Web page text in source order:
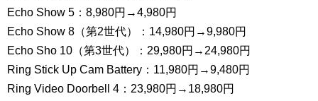
Echo Show 5：8,980円→4,980円
Echo Show 8（第2世代）：14,980円→9,980円
Echo Sho 10（第3世代）：29,980円→24,980円
Ring Stick Up Cam Battery：11,980円→9,480円
Ring Video Doorbell 4：23,980円→18,980円